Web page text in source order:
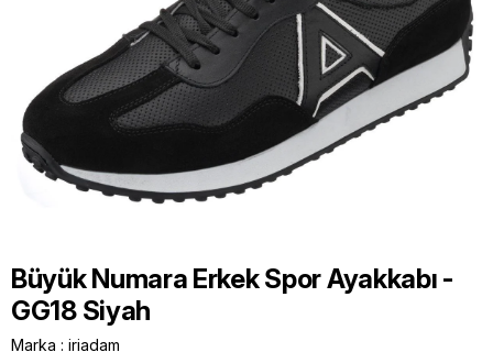
Büyük Numara Erkek Spor Ayakkabı -
GG18 Siyah
Marka : iriadam